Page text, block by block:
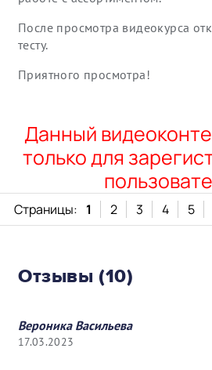
После просмотра видеокурса
тесту.
Приятного просмотра!
Данный
только для
Страницы: 1 2 3 4 5
Отзывы (10)
Вероника Васильева
17.03.2023